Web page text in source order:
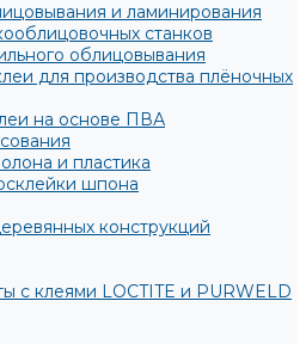
и ламинирования
станков
облицовывания
для производства плёночных
на основе ПВА
и пластика
шпона
конструкций
с клеями LOCTITE и PURWELD